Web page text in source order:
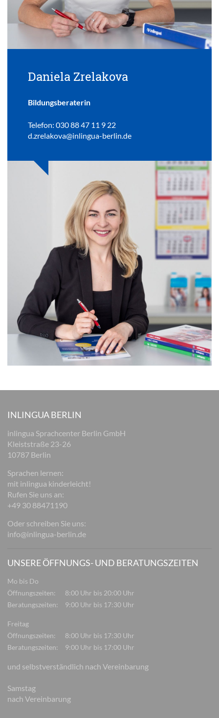
Daniela Zrelakova
Bildungsberaterin
Telefon: 030 88 47 11 9 22
d.zrelakova@inlingua-berlin.de
INLINGUA BERLIN
inlingua Sprachcenter Berlin GmbH
Kleiststraße 23-26
10787 Berlin
Sprachen lernen:
mit inlingua kinderleicht!
Rufen Sie uns an:
+49 30 88471190
Oder schreiben Sie uns:
info@inlingua-berlin.de
UNSERE ÖFFNUNGS- UND BERATUNGSZEITEN
Mo bis Do
Öffnungszeiten:
8:00 Uhr bis 20:00 Uhr
Beratungszeiten:
9:00 Uhr bis 17:30 Uhr
Freitag
Öffnungszeiten:
8:00 Uhr bis 17:30 Uhr
Beratungszeiten:
9:00 Uhr bis 17:00 Uhr
und selbstverständlich nach Vereinbarung
Samstag
nach Vereinbarung